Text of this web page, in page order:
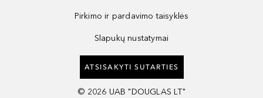
Pirkimo ir pardavimo taisyklės
Slapukų nustatymai
ATSISAKYTI SUTARTIES
© 2026 UAB "DOUGLAS LT"